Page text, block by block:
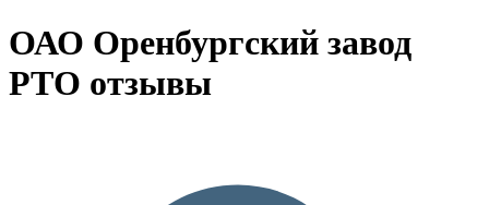
ОАО Оренбургский завод
РТО отзывы